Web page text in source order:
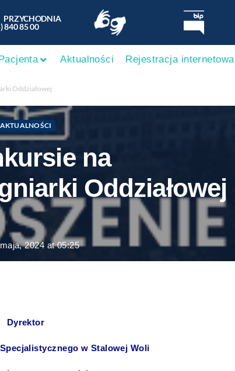
840 85 00
Aktualności Rejestracja internetowa
Oddziałowej
AKTUALNOŚCI
na
Oddziałowej
2024 at 05:25
Dyrektor
w Stalowej Woli